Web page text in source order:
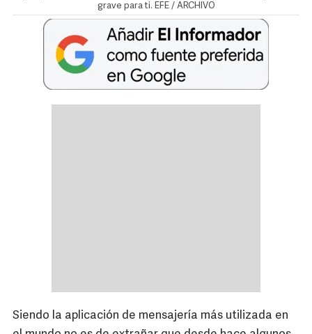
grave para ti. EFE / ARCHIVO
Siendo la aplicación de mensajería más utilizada en